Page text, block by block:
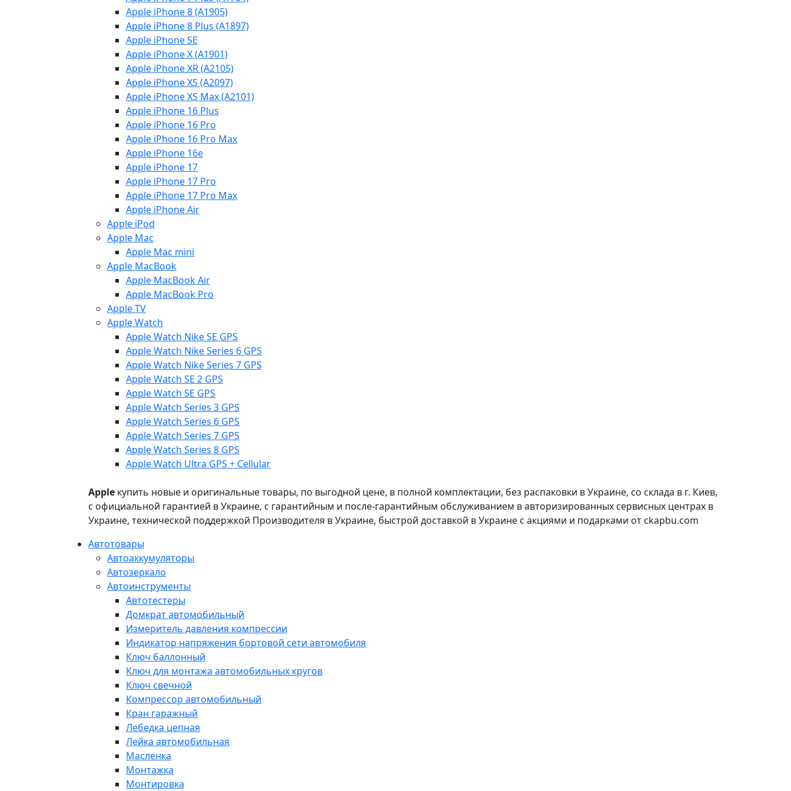
Apple iPhone 8 (A1905)
Apple iPhone 8 Plus (A1897)
Apple iPhone SE
Apple iPhone X (A1901)
Apple iPhone XR (A2105)
Apple iPhone XS (A2097)
Apple iPhone XS Max (A2101)
Apple iPhone 16 Plus
Apple iPhone 16 Pro
Apple iPhone 16 Pro Max
Apple iPhone 16e
Apple iPhone 17
Apple iPhone 17 Pro
Apple iPhone 17 Pro Max
Apple iPhone Air
Apple iPod
Apple Mac
Apple Mac mini
Apple MacBook
Apple MacBook Air
Apple MacBook Pro
Apple TV
Apple Watch
Apple Watch Nike SE GPS
Apple Watch Nike Series 6 GPS
Apple Watch Nike Series 7 GPS
Apple Watch SE 2 GPS
Apple Watch SE GPS
Apple Watch Series 3 GPS
Apple Watch Series 6 GPS
Apple Watch Series 7 GPS
Apple Watch Series 8 GPS
Apple Watch Ultra GPS + Cellular
Apple купить новые и оригинальные товары, по выгодной цене, в полной комплектации, без распаковки в Украине, со склада в г. Киев,
с официальной гарантией в Украине, с гарантийным и после-гарантийным обслуживанием в авторизированных сервисных центрах в
Украине, технической поддержкой Производителя в Украине, быстрой доставкой в Украине с акциями и подарками от ckapbu.com
Автотовары
Автоаккумуляторы
Автозеркало
Автоинструменты
Автотестеры
Домкрат автомобильный
Измеритель давления компрессии
Индикатор напряжения бортовой сети автомобиля
Ключ баллонный
Ключ для монтажа автомобильных кругов
Ключ свечной
Компрессор автомобильный
Кран гаражный
Лебедка цепная
Лейка автомобильная
Масленка
Монтажка
Монтировка